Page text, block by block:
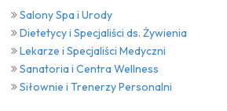
Salony Spa i Urody
Dietetycy i Specjaliści ds. Żywienia
Lekarze i Specjaliści Medyczni
Sanatoria i Centra Wellness
Siłownie i Trenerzy Personalni